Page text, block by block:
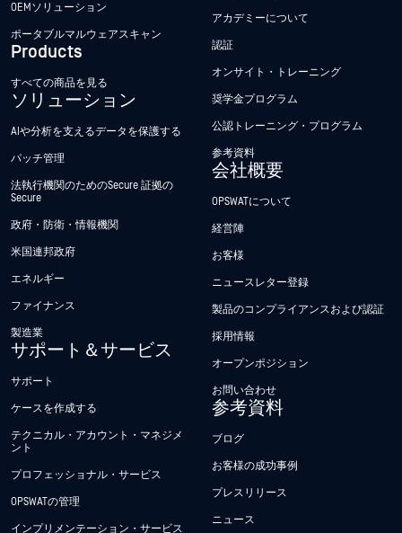
OEMソリューション
ポータブルマルウェアスキャン
Products
すべての商品を見る
ソリューション
AIや分析を支えるデータを保護する
パッチ管理
法執行機関のためのSecure 証拠の
Secure
政府・防衛・情報機関
米国連邦政府
エネルギー
ファイナンス
製造業
サポート＆サービス
サポート
ケースを作成する
テクニカル・アカウント・マネジメ
ント
プロフェッショナル・サービス
OPSWATの管理
インプリメンテーション・サービス
アカデミーについて
認証
オンサイト・トレーニング
奨学金プログラム
公認トレーニング・プログラム
参考資料
会社概要
OPSWATについて
経営陣
お客様
ニュースレター登録
製品のコンプライアンスおよび認証
採用情報
オープンポジション
お問い合わせ
参考資料
ブログ
お客様の成功事例
プレスリリース
ニュース